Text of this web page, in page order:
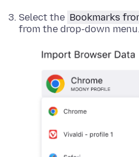
Select the Bookmarks
from the drop-down menu.